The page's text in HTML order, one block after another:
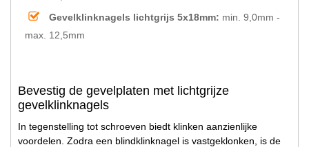
Gevelklinknagels lichtgrijs 5x18mm: min. 9,0mm -
max. 12,5mm
Bevestig de gevelplaten met lichtgrijze
gevelklinknagels
In tegenstelling tot schroeven biedt klinken aanzienlijke
voordelen. Zodra een blindklinknagel is vastgeklonken, is de